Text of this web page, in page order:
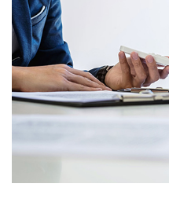
auf Präzision und Genauigkeit
Produkte werden mit